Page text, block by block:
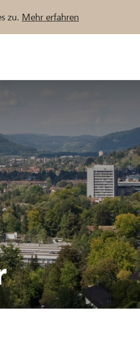
zu. Mehr erfahren